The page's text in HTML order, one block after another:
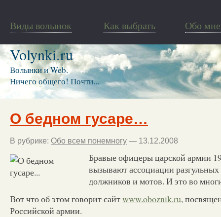
Виды волынок Как выбрать Обо мне
Volynki.ru
Волынки и Web.
Ничего общего! Почти...
О бедном гусаре…
В рубрике: Обо всем понемногу — 13.12.2008
Бравые офицеры царской армии
вызывают ассоциации разгульных
должников и мотов. И это во
Вот что об этом говорит сайтwww.oboznik.ru,
Российской армии.